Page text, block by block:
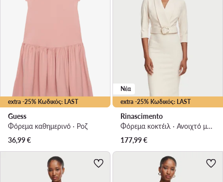
extra -25% Κωδικός: LAST
Guess
Φόρεμα καθημερινό · Ροζ
36,99€
extra -25% Κωδικός: LAST
Νέα
Rinascimento
Φόρεμα κοκτέιλ · Ανοιχτό μπεζ · Midi
177,99€